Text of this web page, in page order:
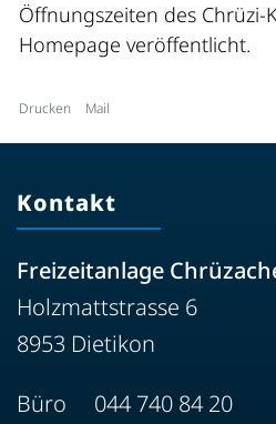
Öffnungszeiten des Chrüzi-
Homepage veröffentlicht.
Drucken Mail
Kontakt
Freizeitanlage
Holzmattstrasse 6
8953 Dietikon
Büro
044 740 84 20